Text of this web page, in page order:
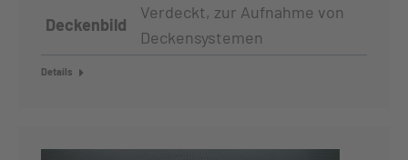
Deckenbild
Verdeckt, zur Aufnahme von
Deckensystemen
Details